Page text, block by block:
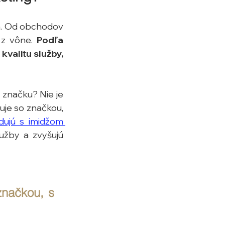
Od obchodov
vône. Podľa
služby,
Nie je
so značkou,
s imidžom
a zvyšujú
s